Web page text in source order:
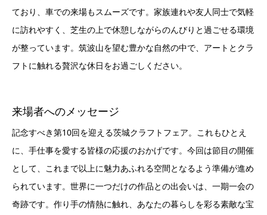
ており、車での来場もスムーズです。家族連れや友人同士で気軽
に訪れやすく、芝生の上で休憩しながらのんびりと過ごせる環境
が整っています。筑波山を望む豊かな自然の中で、アートとクラ
フトに触れる贅沢な休日をお過ごしください。
来場者へのメッセージ
記念すべき第10回を迎える茨城クラフトフェア。これもひとえ
に、手仕事を愛する皆様の応援のおかげです。今回は節目の開催
として、これまで以上に魅力あふれる空間となるよう準備が進め
られています。世界に一つだけの作品との出会いは、一期一会の
奇跡です。作り手の情熱に触れ、あなたの暮らしを彩る素敵な宝